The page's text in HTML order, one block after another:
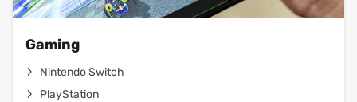
Gaming
Nintendo Switch
PlayStation